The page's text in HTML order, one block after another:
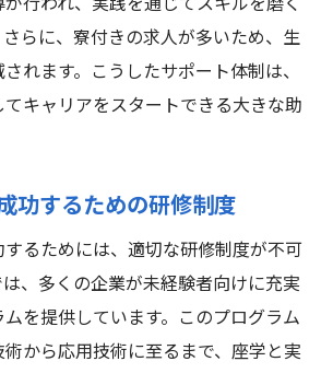
らに、寮付きの求人が多いため、生
れます。こうしたサポート体制は、
キャリアをスタートできる大きな助
功するための研修制度
るためには、適切な研修制度が不可
、多くの企業が未経験者向けに充実
を提供しています。このプログラム
から応用技術に至るまで、座学と実